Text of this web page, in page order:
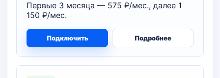
Первые 3 месяца — 575 ₽/мес., далее 1
150 ₽/мес.
Подключить Подробнее